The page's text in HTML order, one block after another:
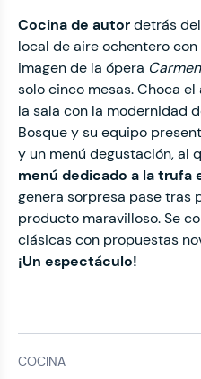
Cocina de autordetrás
local de aire ochentero
imagen de la ópera Carmen
solo cinco mesas. Choca
la sala con la modernidad
Bosque y su equipo
y un menú degustación, al
menú dedicado a la trufa
genera sorpresa pase tras
producto maravilloso. Se
clásicas con propuestas
¡Un espectáculo!
COCINA